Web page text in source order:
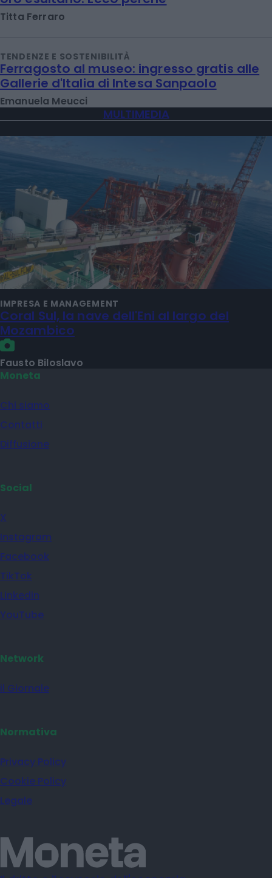
Titta Ferraro
TENDENZE E SOSTENIBILITÀ
Ferragosto al museo: ingresso gratis alle
Gallerie d'Italia di Intesa Sanpaolo
Emanuela Meucci
MULTIMEDIA
IMPRESA E MANAGEMENT
Coral Sul, la nave dell'Eni al largo del
Mozambico
Fausto Biloslavo
Moneta
Chi siamo
Contatti
Diffusione
Social
X
Instagram
Facebook
TikTok
Linkedin
YouTube
Network
il Giornale
Normativa
Privacy Policy
Cookie Policy
Legale